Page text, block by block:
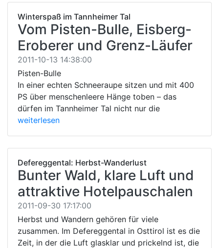
Winterspaß im Tannheimer Tal
Vom Pisten-Bulle, Eisberg-
Eroberer und Grenz-Läufer
2011-10-13 14:38:00
Pisten-Bulle
In einer echten Schneeraupe sitzen und mit 400
PS über menschenleere Hänge toben – das
dürfen im Tannheimer Tal nicht nur die
weiterlesen
Defereggental: Herbst-Wanderlust
Bunter Wald, klare Luft und
attraktive Hotelpauschalen
2011-09-30 17:17:00
Herbst und Wandern gehören für viele
zusammen. Im Defereggental in Osttirol ist es die
Zeit, in der die Luft glasklar und prickelnd ist, die